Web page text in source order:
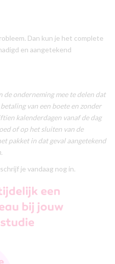
Dan kun je het complete
en aangetekend
de onderneming mee te delen dat
van een boete en zonder
kalenderdagen vanaf de dag
of op het sluiten van de
pakket in dat geval aangetekend
je vandaag nog in.